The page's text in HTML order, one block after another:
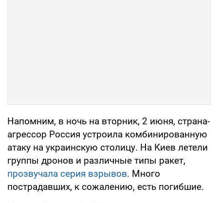
Напомним, в ночь на вторник, 2 июня, страна-
агрессор Россия устроила комбинированную
атаку на украинскую столицу. На Киев летели
группы дронов и различные типы ракет,
прозвучала серия взрывов. Много
пострадавших, к сожалению, есть погибшие.